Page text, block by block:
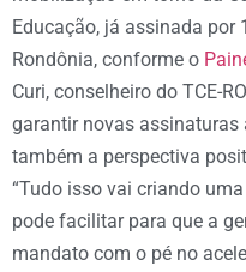
Educação, já assinada
Rondônia, conforme o
Curi, conselheiro do TCE-
garantir novas assinaturas
também a perspectiva
“Tudo isso vai criando
pode facilitar para que a
mandato com o pé no